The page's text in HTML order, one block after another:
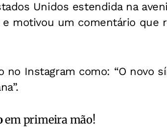
Unidos estendida na
e motivou um comentário que
no Instagram como: “O novo
em primeira mão!